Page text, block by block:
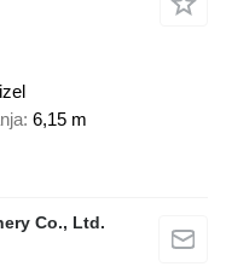
6,15 m
Co., Ltd.